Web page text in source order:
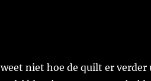
niet hoe de quilt er verder